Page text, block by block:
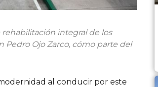
rehabilitación integral de los
Pedro Ojo Zarco, cómo parte del
al conducir por este